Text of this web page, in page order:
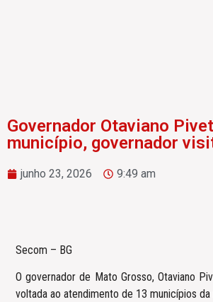
Governador Otaviano
município, governador
junho 23, 2026 9:49 am
Secom – BG
O governador de Mato Grosso, Otaviano
voltada ao atendimento de 13 municípios